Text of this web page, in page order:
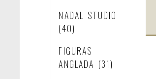
NADAL STUDIO
(40)
FIGURAS
ANGLADA (31)